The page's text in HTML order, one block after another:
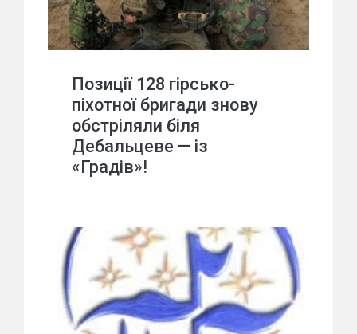
Позиції 128 гірсько-
піхотної бригади знову
обстріляли біля
Дебальцеве — із
«Градів»!